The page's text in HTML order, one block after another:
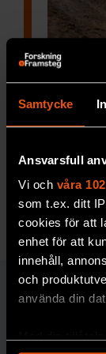
Samtycke
Ansvarsfull
Vi och våra
som t.ex. ditt
cookies för att
enhet för att
innehåll,
och
använda din
Xuan
delar av
MEDICIN &
MILJÖ &